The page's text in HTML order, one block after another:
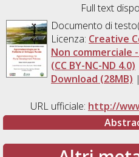
Full text
Documento di
Licenza: Creative
Non commerciale
(CC BY-NC-ND 4.0)
Download (28MB) |
URL ufficiale: http://